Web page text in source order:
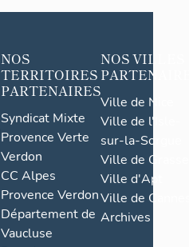
NOS
TERRITOIRES
PARTENAIRES
Syndicat Mixte
Provence Verte
Verdon
CC Alpes
Provence Verdon
Département de
Vaucluse
NOS VILLES
Ville de Nice
Ville de l'Isle-
sur-la-Sorgue
Ville de Grasse
Ville d'Apt
Ville de
Archives